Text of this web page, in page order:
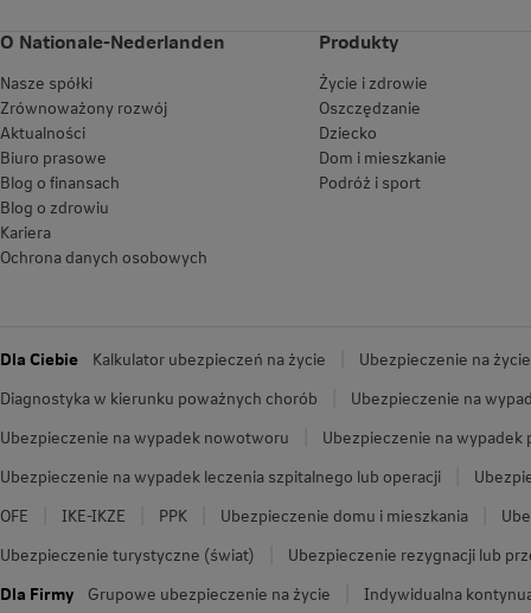
O Nationale-Nederlanden
Nasze spółki
Zrównoważony rozwój
Aktualności
Biuro prasowe
Blog o finansach
Blog o zdrowiu
Kariera
Ochrona danych osobowych
Produkty
Życie i zdrowie
Oszczędzanie
Dziecko
Dom i mieszkanie
Podróż i sport
Dla Ciebie Kalkulator ubezpieczeń na życie
Ubezpieczenie na życie
Diagnostyka w kierunku poważnych chorób
Ubezpieczenie na
Ubezpieczenie na wypadek nowotworu
Ubezpieczenie na
Ubezpieczenie na wypadek leczenia szpitalnego lub operacji
OFE
IKE-IKZE PPK Ubezpieczenie domu i mieszkania
Ubezpieczenie turystyczne (świat)
Ubezpieczenie rezygnacji lub
Dla Firmy
Grupowe ubezpieczenie na życie Indywidualna